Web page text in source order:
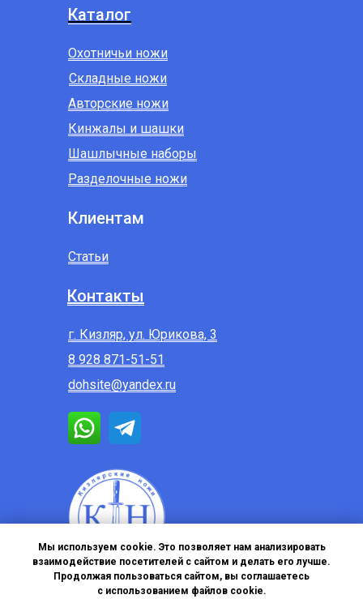
Политика в отношении обработки персональных данных
Каталог
Кинжалы и шашки
Авторские ножи
Охотничьи ножи
Складные ножи
Шашлычные наборы
Контакты
Разделочные ножи
г. Кизляр, ул. Юрикова, 3
8 928 871-51-51
dohsite@yandex.ru
Клиентам
Статьи
Мы используем cookie. Это позволяет нам анализировать
взаимодействие посетителей с сайтом и делать его лучше.
Продолжая пользоваться сайтом, вы соглашаетесь
с использованием файлов cookie.